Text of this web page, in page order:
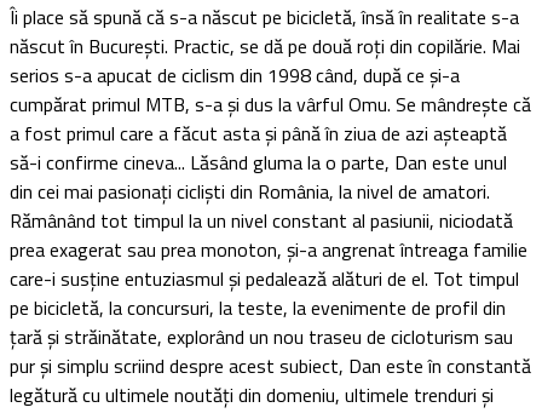
Îi place să spună că s-a născut pe bicicletă, însă în realitate s-a
născut în București. Practic, se dă pe două roți din copilărie. Mai
serios s-a apucat de ciclism din 1998 când, după ce și-a
cumpărat primul MTB, s-a și dus la vârful Omu. Se mândrește că
a fost primul care a făcut asta și până în ziua de azi așteaptă
să-i confirme cineva... Lăsând gluma la o parte, Dan este unul
din cei mai pasionați cicliști din România, la nivel de amatori.
Rămânând tot timpul la un nivel constant al pasiunii, niciodată
prea exagerat sau prea monoton, și-a angrenat întreaga familie
care-i susține entuziasmul și pedalează alături de el. Tot timpul
pe bicicletă, la concursuri, la teste, la evenimente de profil din
țară și străinătate, explorând un nou traseu de cicloturism sau
pur și simplu scriind despre acest subiect, Dan este în constantă
legătură cu ultimele noutăți din domeniu, ultimele trenduri și